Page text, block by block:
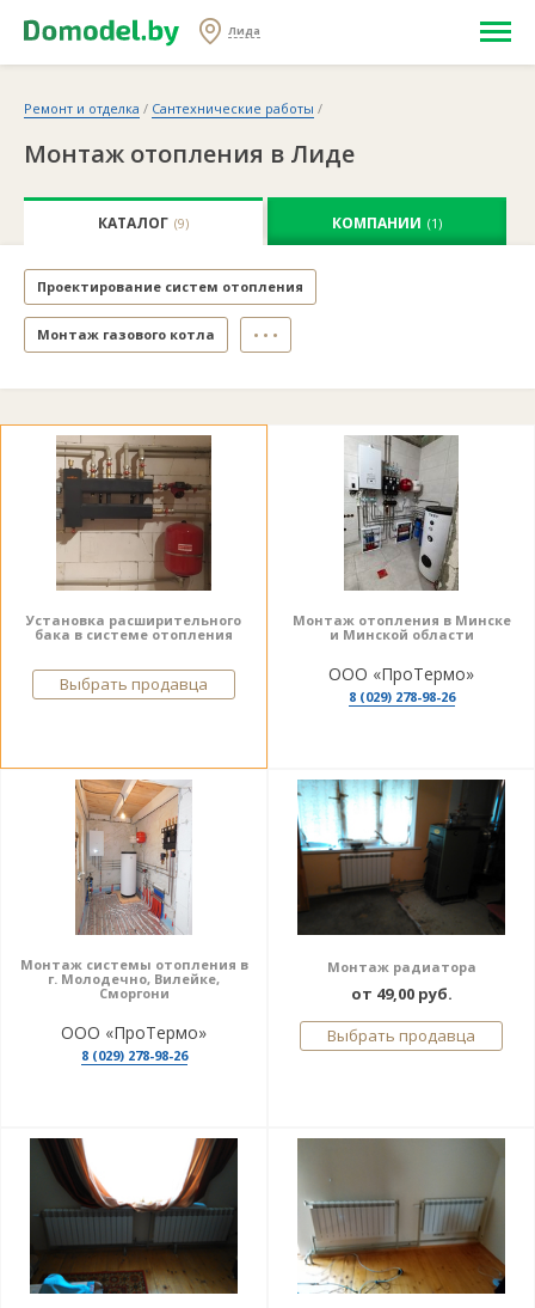
Лида
Ремонт и отделка / Сантехнические работы /
Монтаж отопления в Лиде
КАТАЛОГ (9) КОМПАНИИ (1)
Проектирование систем отопления
Монтаж газового котла • • •
Установка расширительного
бака в системе отопления
Выбрать продавца
Монтаж отопления в Минске
и Минской области
ООО «ПроТермо»
8 (029) 278-98-26
Монтаж системы отопления в
г. Молодечно, Вилейке,
Сморгони
ООО «ПроТермо»
8 (029) 278-98-26
Монтаж радиатора
от 49,00 руб.
Выбрать продавца